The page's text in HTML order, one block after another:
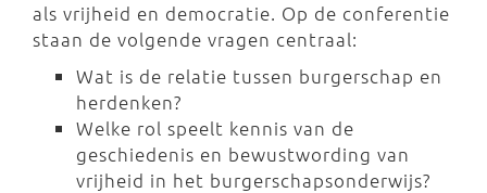
als vrijheid en democratie. Op de conferentie
staan de volgende vragen centraal:
Wat is de relatie tussen burgerschap en
herdenken?
Welke rol speelt kennis van de
geschiedenis en bewustwording van
vrijheid in het burgerschapsonderwijs?